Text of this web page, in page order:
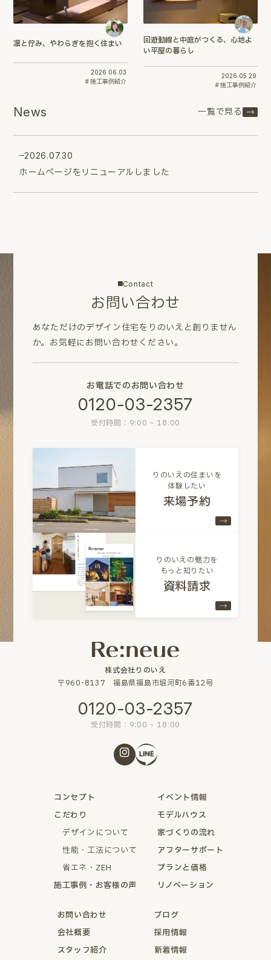
凛と佇み、やわらぎを抱く住まい
2026.06.03
施工事例紹介
回遊動線と中庭がつくる、心地よ
い平屋の暮らし
2026.05.29
施工事例紹介
News 一覧で見る
2026.07.30
ホームページをリニューアルしました
Contact
お問い合わせ
あなただけのデザイン住宅をりのいえと創りません
か。 お気軽にお問い合わせください。
お電話でのお問い合わせ
0120-03-2357
受付時間：9:00 ~ 18:00
りのいえの住まいを
体験したい
来場予約
りのいえの魅力を
もっと知りたい
資料請求
株式会社りのいえ
〒960-8137 福島県福島市堀河町6番12号
0120-03-2357
受付時間：9:00 ~ 18:00
コンセプト
こだわり
デザインについて
性能・工法について
省エネ・ZEH
施工事例・お客様の声
イベント情報
モデルハウス
家づくりの流れ
アフターサポート
プランと価格
リノベーション
お問い合わせ
会社概要
スタッフ紹介
ブログ
採用情報
新着情報